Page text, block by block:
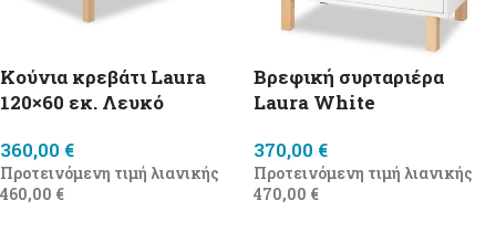
Κούνια κρεβάτι Laura
120×60 εκ. Λευκό
360,00 €
Προτεινόμενη τιμή λιανικής
460,00 €
Βρεφική συρταριέρα
Laura White
370,00 €
Προτεινόμενη τιμή λιανικής
470,00 €